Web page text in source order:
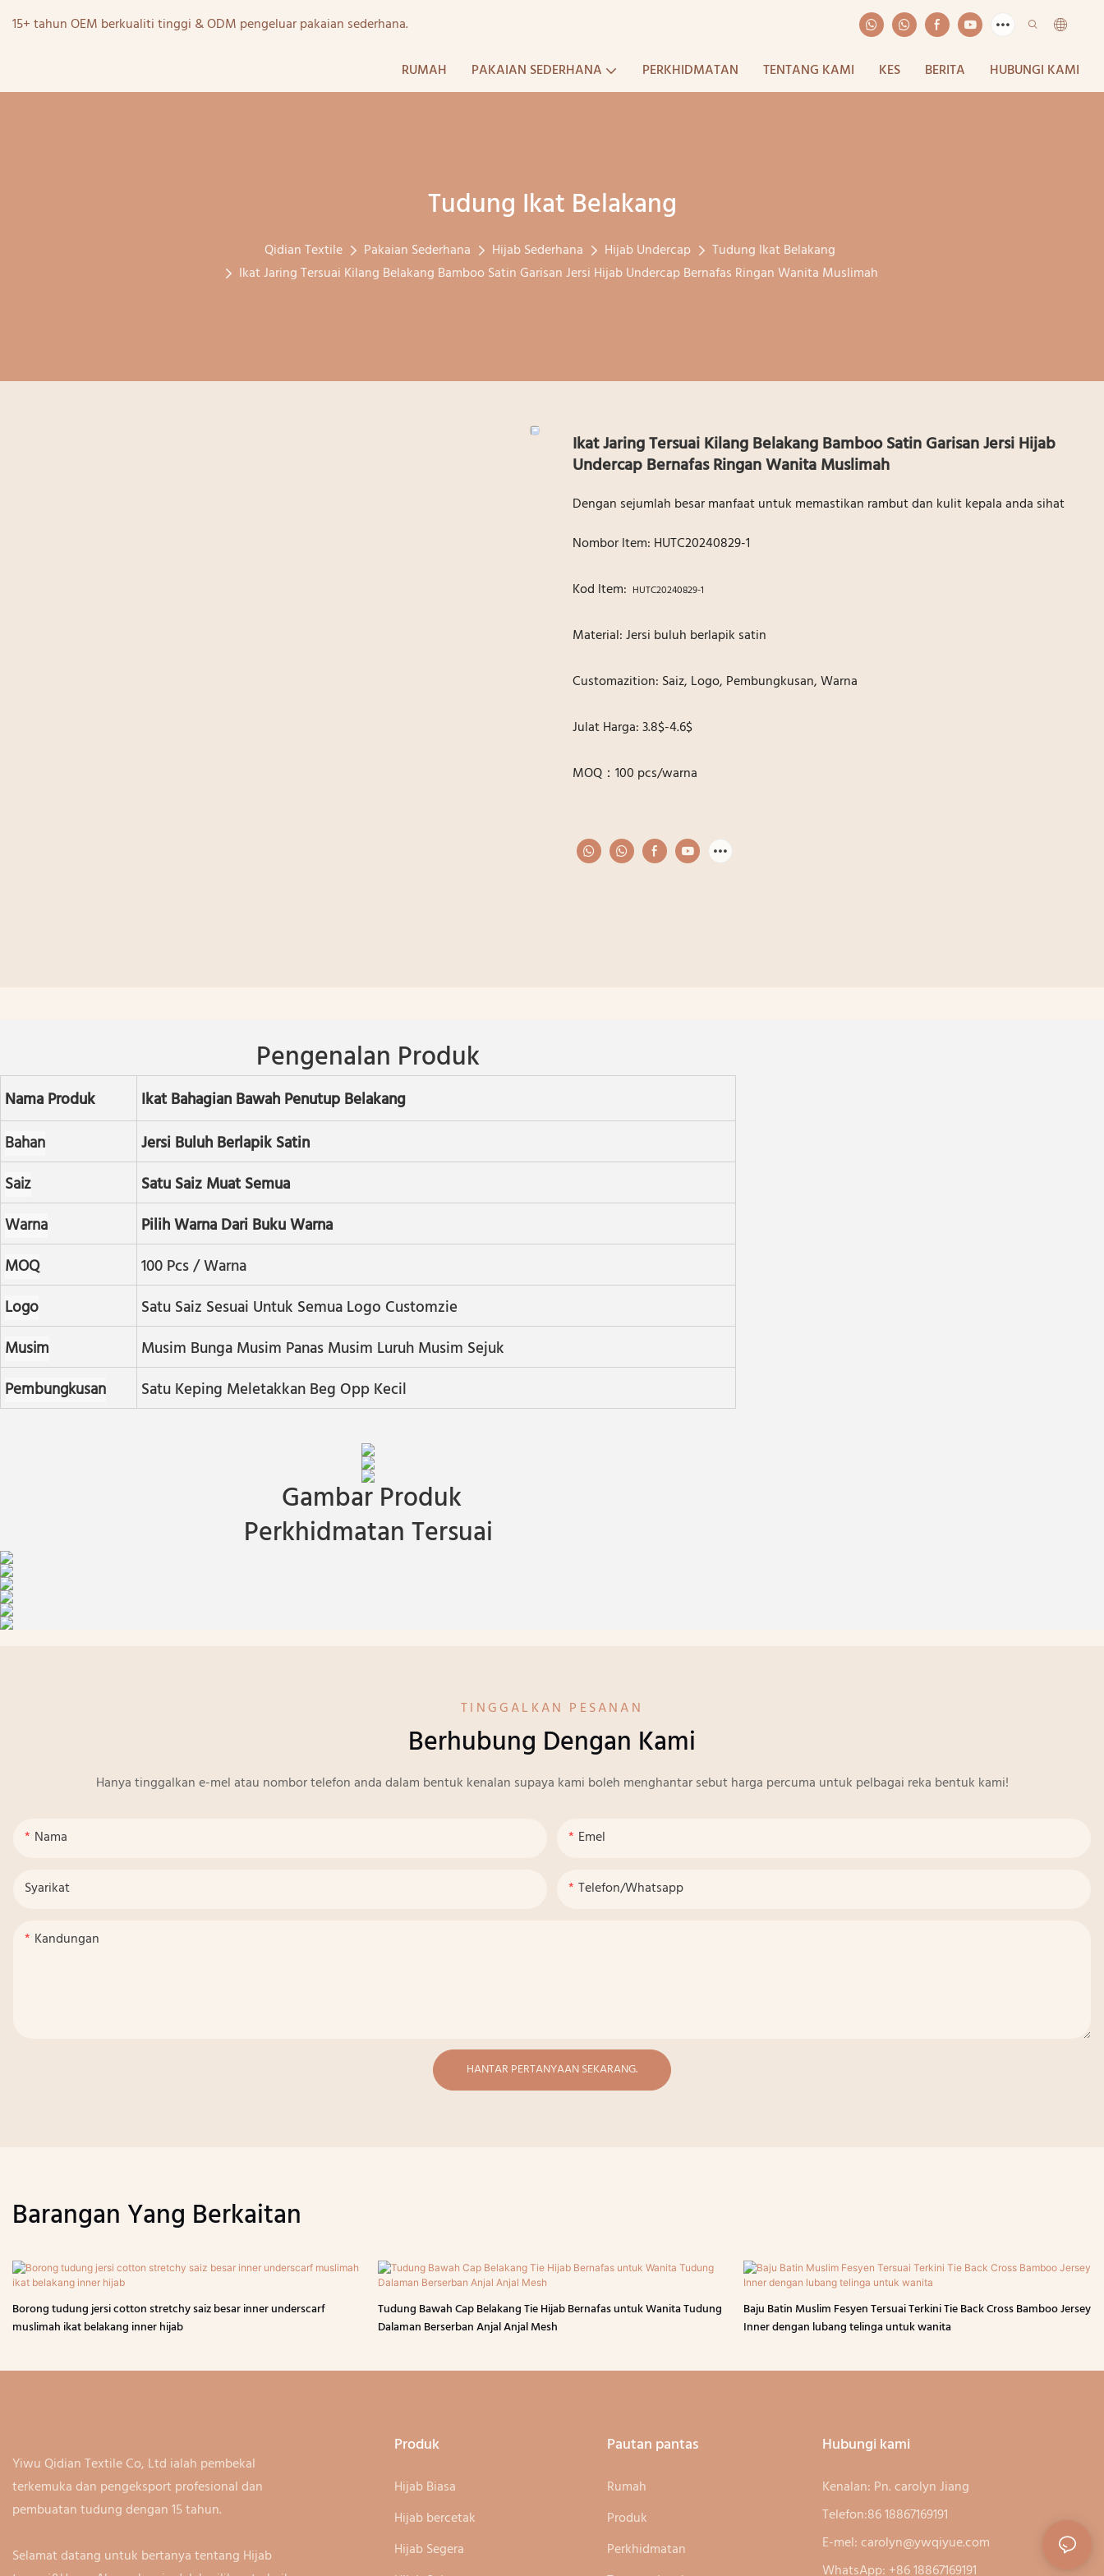
15+ tahun OEM berkualiti tinggi & ODM pengeluar pakaian sederhana.
RUMAH PAKAIAN SEDERHANA PERKHIDMATAN TENTANG KAMI KES BERITA HUBUNGI KAMI
Tudung Ikat Belakang
Qidian Textile Pakaian Sederhana Hijab Sederhana Hijab Undercap
Tudung Ikat Belakang
Ikat Jaring Tersuai Kilang Belakang Bamboo Satin Garisan Jersi Hijab Undercap Bernafas Ringan Wanita Muslimah
Ikat Jaring Tersuai Kilang Belakang Bamboo Satin Garisan Jersi Hijab
Undercap Bernafas Ringan Wanita Muslimah
Dengan sejumlah besar manfaat untuk memastikan rambut dan kulit kepala anda sihat
Nombor ltem: HUTC20240829-1
Kod ltem: HUTC20240829-1
Material: Jersi buluh berlapik satin
Customazition: Saiz, Logo, Pembungkusan, Warna
Julat Harga: 3.8$-4.6$
MOQ：100 pcs/warna
Pengenalan Produk
Nama Produk
Ikat Bahagian Bawah Penutup Belakang
Bahan
Jersi Buluh Berlapik Satin
Saiz
Satu Saiz Muat Semua
Warna
Pilih Warna Dari Buku Warna
MOQ
100 Pcs / Warna
Logo
Satu Saiz Sesuai Untuk Semua Logo Customzie
Musim
Musim Bunga Musim Panas Musim Luruh Musim Sejuk
Pembungkusan
Satu Keping Meletakkan Beg Opp Kecil
Gambar Produk
Perkhidmatan Tersuai
TINGGALKAN PESANAN
Berhubung Dengan Kami
Hanya tinggalkan e-mel atau nombor telefon anda dalam bentuk kenalan supaya kami boleh menghantar sebut harga percuma untuk pelbagai reka bentuk kami!
Nama Emel
Syarikat Telefon/whatsapp
Kandungan
HANTAR PERTANYAAN SEKARANG.
Barangan Yang Berkaitan
Borong tudung jersi cotton stretchy saiz besar inner underscarf
muslimah ikat belakang inner hijab
Tudung Bawah Cap Belakang Tie Hijab Bernafas untuk Wanita Tudung
Dalaman Berserban Anjal Anjal Mesh
Baju Batin Muslim Fesyen Tersuai Terkini Tie Back Cross Bamboo Jersey
Inner dengan lubang telinga untuk wanita
Yiwu Qidian Textile Co, Ltd ialah pembekal
terkemuka dan pengeksport profesional dan
pembuatan tudung dengan 15 tahun.
Selamat datang untuk bertanya tentang Hijab
Produk
Hijab Biasa
Hijab bercetak
Hijab Segera
Pautan pantas
Rumah
Produk
Perkhidmatan
Hubungi kami
Kenalan: Pn. carolyn Jiang
Telefon:86 18867169191
E-mel:carolyn@ywqiyue.com
WhatsApp: +86 18867169191